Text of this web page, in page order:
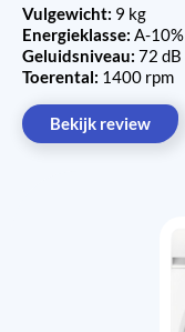
Vulgewicht: 9 kg
Energieklasse: A-10%
Geluidsniveau: 72 dB
Toerental: 1400 rpm
Bekijk review